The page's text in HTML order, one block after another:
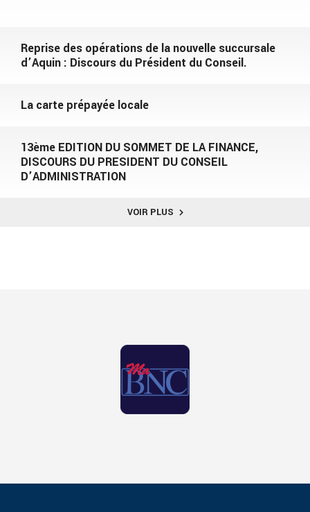
Reprise des opérations de la nouvelle succursale
d’Aquin : Discours du Président du Conseil.
La carte prépayée locale
13ème EDITION DU SOMMET DE LA FINANCE,
DISCOURS DU PRESIDENT DU CONSEIL
D’ADMINISTRATION
VOIR PLUS